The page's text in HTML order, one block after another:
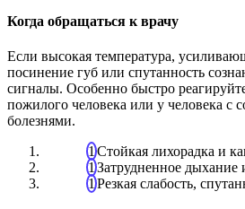
Когда обращаться к врачу
Если высокая температура,
посинение губ или спутанность
сигналы. Особенно быстро
пожилого человека или у человека с
болезнями.
Стойкая лихорадка и
Затрудненное дыхание
Резкая слабость,